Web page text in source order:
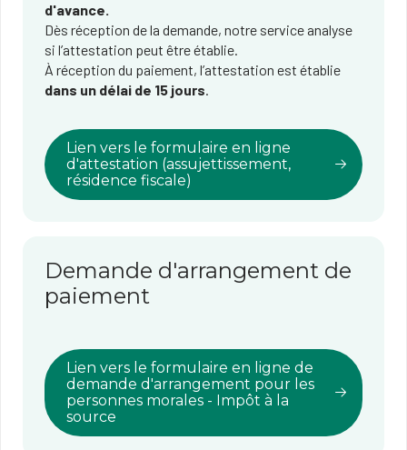
d'avance.
Dès réception de la demande, notre service analyse
si l’attestation peut être établie.
À réception du paiement, l’attestation est établie
dans un délai de 15 jours.
Lien vers le formulaire en ligne
d'attestation (assujettissement,
résidence fiscale)
Demande d'arrangement de
paiement
Lien vers le formulaire en ligne de
demande d'arrangement pour les
personnes morales - Impôt à la
source